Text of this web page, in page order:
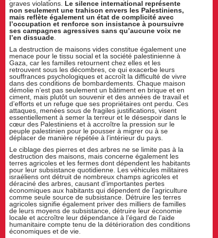
graves violations. Le silence international représente
non seulement une trahison envers les Palestiniens,
mais reflète également un état de complicité avec
l’occupation et renforce son insistance à poursuivre
ses campagnes agressives sans qu’aucune voix ne
l’en dissuade
La destruction de maisons vides constitue également une
menace pour le tissu social et la société palestinienne à
Gaza, car les familles retournent chez elles et les
retrouvent sous les décombres, ce qui exacerbe leurs
souffrances psychologiques et accroît la difficulté de vivre
dans des conditions de bombardements. Chaque maison
démolie n’est pas seulement un bâtiment en brique et en
ciment, mais plutôt un souvenir et des années de travail et
d’efforts et un refuge que ses propriétaires ont perdu. Ces
attaques, menées sous de fragiles justifications, visent
essentiellement à semer la terreur et le désespoir dans le
cœur des Palestiniens et à accroître la pression sur le
peuple palestinien pour le pousser à migrer ou à se
déplacer de manière répétée à l’intérieur du pays.
Le ciblage des pierres et des arbres ne se limite pas à la
destruction des maisons, mais concerne également les
terres agricoles et les fermes dont dépendent les habitants
pour leur subsistance quotidienne. Les véhicules militaires
israéliens ont détruit de nombreux champs agricoles et
déraciné des arbres, causant d’importantes pertes
économiques aux habitants qui dépendent de l’agriculture
comme seule source de subsistance. Détruire les terres
agricoles signifie également priver des milliers de familles
de leurs moyens de subsistance, détruire leur économie
locale et accroître leur dépendance à l’égard de l’aide
humanitaire compte tenu de la détérioration des conditions
économiques et de vie.